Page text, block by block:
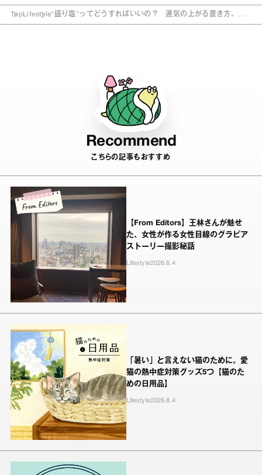
Top Lifestyle“盛り塩”ってどうすればいいの？ 運気の上がる置き方、替
Recommend
こちらの記事もおすすめ
【From Editors】王林さんが魅せ
た、女性が作る女性目線のグラビア
ストーリー撮影秘話
Lifestyle2026.8.4
「暑い」と言えない猫のために。愛
猫の熱中症対策グッズ5つ【猫のた
めの日用品】
Lifestyle2026.8.4